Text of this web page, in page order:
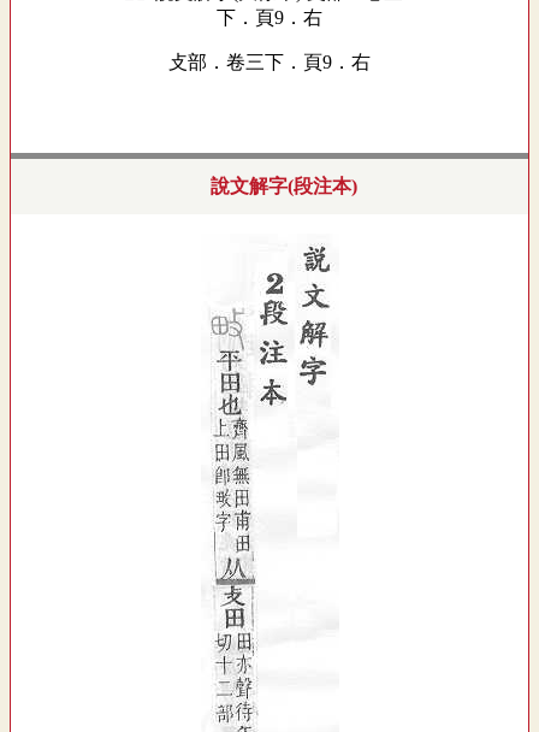
攴部．卷三下．頁9．右
說文解字(段注本)